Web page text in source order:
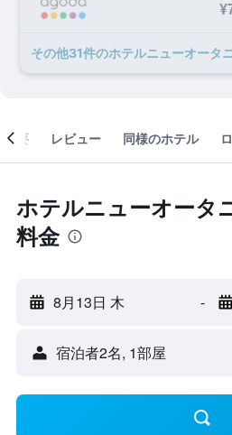
その他31​件のホテルニューオータ
概要 レビュー 同様のホテル
ホテルニューオータ
料金
8月13日 木 -
宿泊者2名, 1​部屋